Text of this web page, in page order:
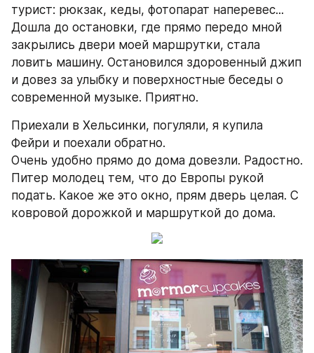
турист: рюкзак, кеды, фотопарат наперевес...
Дошла до остановки, где прямо передо мной
закрылись двери моей маршрутки, стала
ловить машину. Остановился здоровенный джип
и довез за улыбку и поверхностные беседы о
современной музыке. Приятно.
Приехали в Хельсинки, погуляли, я купила
Фейри и поехали обратно.
Очень удобно прямо до дома довезли. Радостно.
Питер молодец тем, что до Европы рукой
подать. Какое же это окно, прям дверь целая. С
ковровой дорожкой и маршруткой до дома.